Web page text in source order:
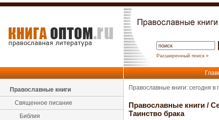
Расширенный поиск »
Православные книги
Священное писание
Библия
Православные книги: сегодня
Православные книги /
Таинство брака